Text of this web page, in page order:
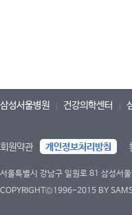
삼성서울병원 건강의학센터
회원약관 개인정보처리방침
서울특별시 강남구 일원로 81 삼성
COPYRIGHT©1996-2015 BY